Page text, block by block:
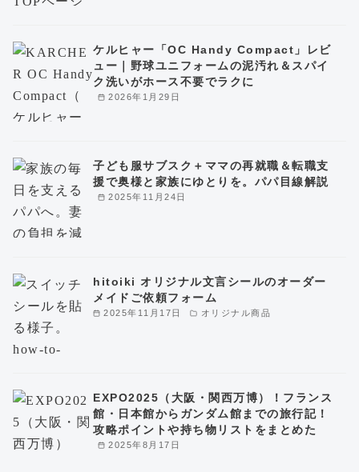
2026年1月29日
ケルヒャー「OC Handy Compact」レビ
ュー｜野球ユニフォームの泥汚れ＆スパイ
ク洗いがホース不要でラクに
2025年11月24日
子ども服サブスク＋ママの再就職＆転職支
援で奥様と家族にゆとりを。パパ目線解説
2025年11月17日 オリジナル商品
hitoiki オリジナル文言シールのオーダー
メイドご依頼フォーム
2025年8月17日
EXPO2025（大阪・関西万博）！フランス
館・日本館からガンダム館までの旅行記！
攻略ポイントや持ち物リストをまとめた